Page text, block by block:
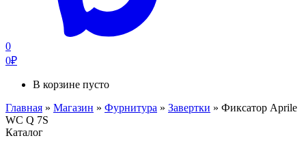
0
0₽
В корзине пусто
Главная » Магазин » Фурнитура » Завертки » Фиксатор Aprile
WC Q 7S
Каталог